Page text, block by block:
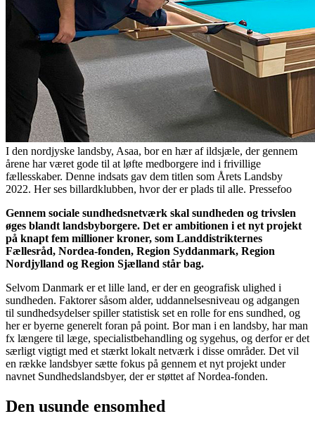
I den nordjyske landsby, Asaa, bor en hær af ildsjæle, der gennem
årene har været gode til at løfte medborgere ind i frivillige
fællesskaber. Denne indsats gav dem titlen som Årets Landsby
2022. Her ses billardklubben, hvor der er plads til alle. Pressefoo
Gennem sociale sundhedsnetværk skal sundheden og trivslen
øges blandt landsbyborgere. Det er ambitionen i et nyt projekt
på knapt fem millioner kroner, som Landdistrikternes
Fællesråd, Nordea-fonden, Region Syddanmark, Region
Nordjylland og Region Sjælland står bag.
Selvom Danmark er et lille land, er der en geografisk ulighed i
sundheden. Faktorer såsom alder, uddannelsesniveau og adgangen
til sundhedsydelser spiller statistisk set en rolle for ens sundhed, og
her er byerne generelt foran på point. Bor man i en landsby, har man
fx længere til læge, specialistbehandling og sygehus, og derfor er det
særligt vigtigt med et stærkt lokalt netværk i disse områder. Det vil
en række landsbyer sætte fokus på gennem et nyt projekt under
navnet Sundhedslandsbyer, der er støttet af Nordea-fonden.
Den usunde ensomhed